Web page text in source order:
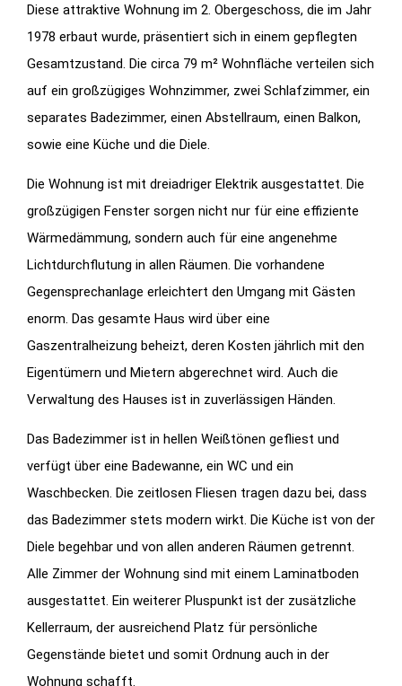
Diese attraktive Wohnung im 2. Obergeschoss, die im Jahr
1978 erbaut wurde, präsentiert sich in einem gepflegten
Gesamtzustand. Die circa 79 m² Wohnfläche verteilen sich
auf ein großzügiges Wohnzimmer, zwei Schlafzimmer, ein
separates Badezimmer, einen Abstellraum, einen Balkon,
sowie eine Küche und die Diele.
Die Wohnung ist mit dreiadriger Elektrik ausgestattet. Die
großzügigen Fenster sorgen nicht nur für eine effiziente
Wärmedämmung, sondern auch für eine angenehme
Lichtdurchflutung in allen Räumen. Die vorhandene
Gegensprechanlage erleichtert den Umgang mit Gästen
enorm. Das gesamte Haus wird über eine
Gaszentralheizung beheizt, deren Kosten jährlich mit den
Eigentümern und Mietern abgerechnet wird. Auch die
Verwaltung des Hauses ist in zuverlässigen Händen.
Das Badezimmer ist in hellen Weißtönen gefliest und
verfügt über eine Badewanne, ein WC und ein
Waschbecken. Die zeitlosen Fliesen tragen dazu bei, dass
das Badezimmer stets modern wirkt. Die Küche ist von der
Diele begehbar und von allen anderen Räumen getrennt.
Alle Zimmer der Wohnung sind mit einem Laminatboden
ausgestattet. Ein weiterer Pluspunkt ist der zusätzliche
Kellerraum, der ausreichend Platz für persönliche
Gegenstände bietet und somit Ordnung auch in der
Wohnung schafft.